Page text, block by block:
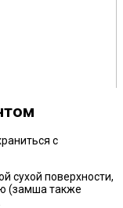
с
сухой поверхности,
(замша также